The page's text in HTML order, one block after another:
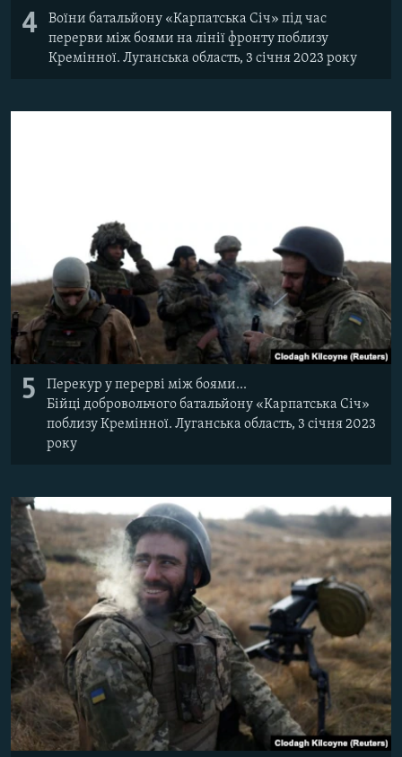
4
Воїни батальйону «Карпатська Січ» під час
перерви між боями на лінії фронту поблизу
Кремінної. Луганська область, 3 січня 2023 року
5
Перекур у перерві між боями...
Бійці добровольчого батальйону «Карпатська Січ»
поблизу Кремінної. Луганська область, 3 січня 2023
року